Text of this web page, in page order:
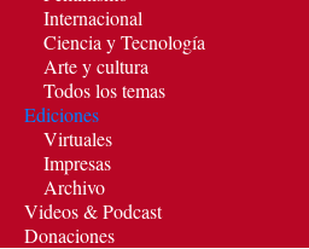
Internacional
Ciencia y Tecnología
Arte y cultura
Todos los temas
Ediciones
Virtuales
Impresas
Archivo
Videos & Podcast
Donaciones